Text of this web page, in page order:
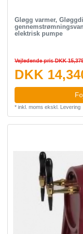
Gløgg varmer,
elektrisk pumpe
Vejledende pris DKK
DKK
* inkl. moms ekskl. Levering